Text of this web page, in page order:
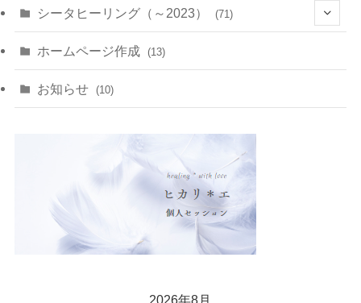
(1) (7)
(4)
(7)
(10)
(11)
(8)
シータヒーリング（～2023） (71)
(14)
(18)
ホームページ作成 (13)
お知らせ (10)
2026年8月